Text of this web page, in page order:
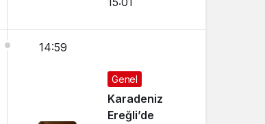
14:59
Genel
Karadeniz
Ereğli’de